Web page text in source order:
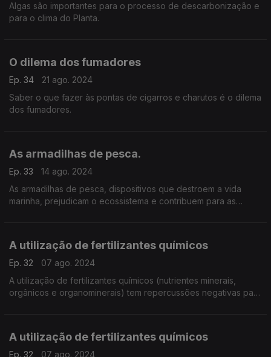
Algas são importantes para o processo de descarbonização e
para o clima do Planta.
O dilema dos fumadores
Ep. 34
21 ago. 2024
Saber o que fazer às pontas de cigarros e charutos é o dilema
dos fumadores.
As armadilhas de pesca.
Ep. 33
14 ago. 2024
As armadilhas de pesca, dispositivos que destroem a vida
marinha, prejudicam o ecossistema e contribuem para as
A utilização de fertilizantes químicos
Ep. 32
07 ago. 2024
A utilização de fertilizantes químicos (nutrientes minerais,
orgânicos e organominerais) tem repercussões negativas para
A utilização de fertilizantes químicos
Ep. 32 07 ago. 2024